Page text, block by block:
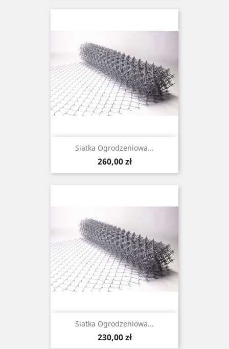
Siatka Ogrodzeniowa...
Cena
260,00 zł
Siatka Ogrodzeniowa...
Cena
230,00 zł